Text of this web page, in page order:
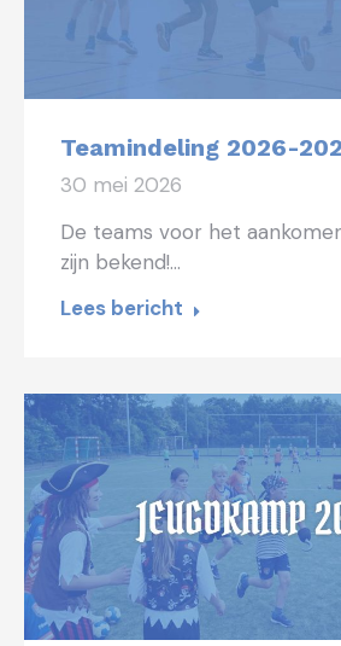
Teamindeling 2026-
30 mei 2026
De teams voor het
zijn bekend!…
Lees bericht